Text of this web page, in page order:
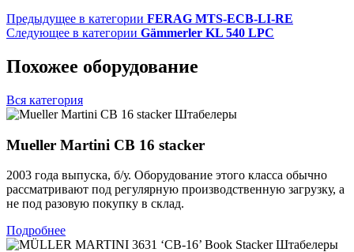
Предыдущее в категории FERAG MTS-ECB-LI-RE
Следующее в категории Gämmerler KL 540 LPC
Похожее оборудование
Вся категория
Штабелеры
Mueller Martini CB 16 stacker
2003 года выпуска, б/у. Оборудование этого класса обычно
рассматривают под регулярную производственную загрузку, а
не под разовую покупку в склад.
Подробнее
Штабелеры